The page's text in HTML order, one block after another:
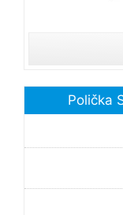
Polička